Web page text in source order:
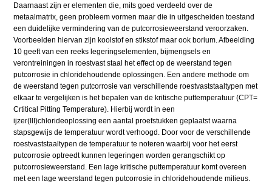
Daarnaast zijn er elementen die, mits goed verdeeld over de
metaalmatrix, geen probleem vormen maar die in uitgescheiden toestand
een duidelijke vermindering van de putcorrosieweerstand veroorzaken.
Voorbeelden hiervan zijn koolstof en stikstof maar ook borium. Afbeelding
10 geeft van een reeks legeringselementen, bijmengsels en
verontreiningen in roestvast staal het effect op de weerstand tegen
putcorrosie in chloridehoudende oplossingen. Een andere methode om
de weerstand tegen putcorrosie van verschillende roestvaststaaltypen met
elkaar te vergelijken is het bepalen van de kritische puttemperatuur (CPT=
Crtitical Pitting Temperature). Hierbij wordt in een
ijzer(III)chlorideoplossing een aantal proefstukken geplaatst waarna
stapsgewijs de temperatuur wordt verhoogd. Door voor de verschillende
roestvaststaaltypen de temperatuur te noteren waarbij voor het eerst
putcorrosie optreedt kunnen legeringen worden gerangschikt op
putcorrosieweerstand. Een lage kritische puttemperatuur komt overeen
met een lage weerstand tegen putcorrosie in chloridehoudende milieus.